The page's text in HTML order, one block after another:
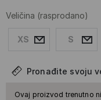
Veličina (rasprodano)
XS S
Pronađite svoju
Ovaj proizvod trenutno